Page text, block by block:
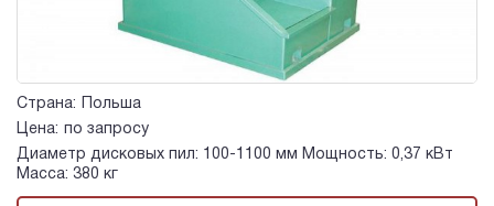
Страна:
Польша
Цена:
по запросу
Диаметр дисковых пил: 100-1100 мм Мощность: 0,37 кВт
Масса: 380 кг